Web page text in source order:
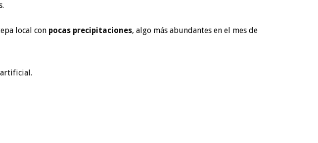
local con pocas precipitaciones, algo más abundantes en el mes de